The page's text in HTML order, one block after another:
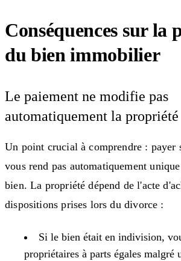
Conséquences sur la
du bien immobilier
Le paiement ne modifie pas
automatiquement la propriété
Un point crucial à comprendre : payer
vous rend pas automatiquement
bien. La propriété dépend de l'acte
dispositions prises lors du divorce :
Si le bien était en indivision,
propriétaires à parts égales malgré